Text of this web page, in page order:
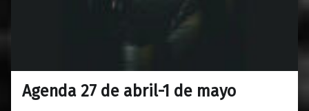
Agenda 27 de abril-1 de mayo
24/04/20230
Maravillas